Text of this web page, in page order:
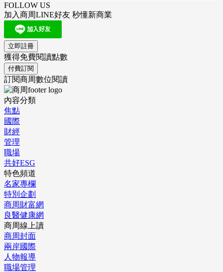
FOLLOW US
加入商周LINE好友 秒懂新商業
立即註冊
獲得免費閱讀點數
付費訂閱
訂閱商周數位閱讀
內容分類
焦點
國際
財經
管理
職場
共好ESG
特色頻道
名家專欄
特別企劃
商周財富網
良醫健康網
商周線上讀
商周封面
兩岸國際
人物報導
職場管理